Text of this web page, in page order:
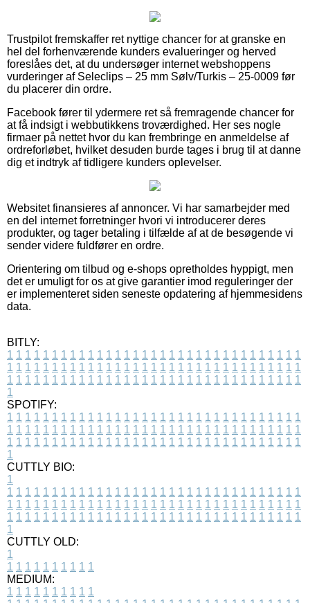
Trustpilot fremskaffer ret nyttige chancer for at granske en
hel del forhenværende kunders evalueringer og herved
foreslåes det, at du undersøger internet webshoppens
vurderinger af Seleclips – 25 mm Sølv/Turkis – 25-0009 før
du placerer din ordre.
Facebook fører til ydermere ret så fremragende chancer for
at få indsigt i webbutikkens troværdighed. Her ses nogle
firmaer på nettet hvor du kan frembringe en anmeldelse af
ordreforløbet, hvilket desuden burde tages i brug til at danne
dig et indtryk af tidligere kunders oplevelser.
Websitet finansieres af annoncer. Vi har samarbejder med
en del internet forretninger hvori vi introducerer deres
produkter, og tager betaling i tilfælde af at de besøgende vi
sender videre fuldfører en ordre.
Orientering om tilbud og e-shops opretholdes hyppigt, men
det er umuligt for os at give garantier imod reguleringer der
er implementeret siden seneste opdatering af hjemmesidens
data.
BITLY:
1 1 1 1 1 1 1 1 1 1 1 1 1 1 1 1 1 1 1 1 1 1 1 1 1 1 1 1 1 1 1 1 1
1 1 1 1 1 1 1 1 1 1 1 1 1 1 1 1 1 1 1 1 1 1 1 1 1 1 1 1 1 1 1 1 1
1 1 1 1 1 1 1 1 1 1 1 1 1 1 1 1 1 1 1 1 1 1 1 1 1 1 1 1 1 1 1 1 1
1
SPOTIFY:
1 1 1 1 1 1 1 1 1 1 1 1 1 1 1 1 1 1 1 1 1 1 1 1 1 1 1 1 1 1 1 1 1
1 1 1 1 1 1 1 1 1 1 1 1 1 1 1 1 1 1 1 1 1 1 1 1 1 1 1 1 1 1 1 1 1
1 1 1 1 1 1 1 1 1 1 1 1 1 1 1 1 1 1 1 1 1 1 1 1 1 1 1 1 1 1 1 1 1
1
CUTTLY BIO:
1
1 1 1 1 1 1 1 1 1 1 1 1 1 1 1 1 1 1 1 1 1 1 1 1 1 1 1 1 1 1 1 1 1
1 1 1 1 1 1 1 1 1 1 1 1 1 1 1 1 1 1 1 1 1 1 1 1 1 1 1 1 1 1 1 1 1
1 1 1 1 1 1 1 1 1 1 1 1 1 1 1 1 1 1 1 1 1 1 1 1 1 1 1 1 1 1 1 1 1
1
CUTTLY OLD:
1
1 1 1 1 1 1 1 1 1 1
MEDIUM:
1 1 1 1 1 1 1 1 1 1